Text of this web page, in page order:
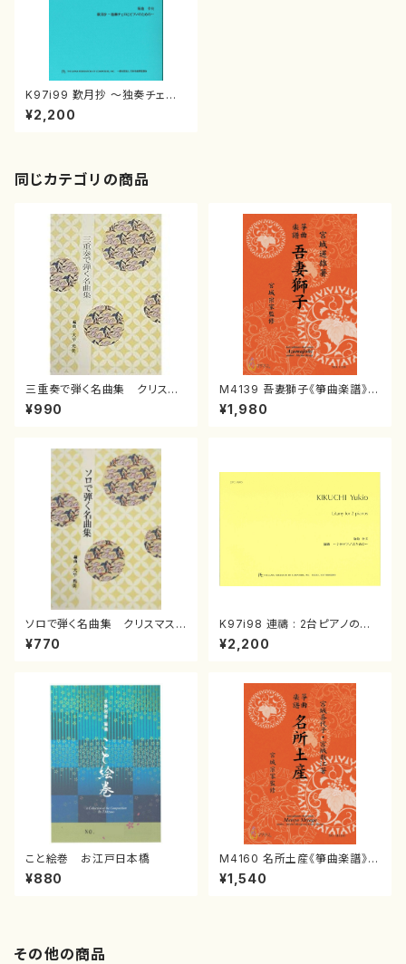
K97i99 歎月抄 ～独奏チェロ
とピアノのための～（Vc., Pf. /
菊池 幸夫 / 楽譜）
¥2,200
同じカテゴリの商品
三重奏で弾く名曲集 クリスマ
スメドレー( 箏2/大平光美 編
曲/楽譜）
¥990
M4139 吾妻獅子《箏曲楽譜》
（箏/宮城道雄著・宮城宗家監修/
箏曲古典楽譜）
¥1,980
ソロで弾く名曲集 クリスマス・
イブ／恋人がサンタクロース(
箏独奏 /大平光美 編曲/楽
¥770
K97i98 連禱 : 2台ピアノのた
めの（2 Pianos / 菊池 幸夫 /
楽譜）
¥2,200
こと絵巻 お江戸日本橋
¥880
M4160 名所土産《箏曲楽譜》
（箏/宮城喜代子・宮城数江著・
宮城宗家監修/箏曲古典楽譜）
¥1,540
その他の商品